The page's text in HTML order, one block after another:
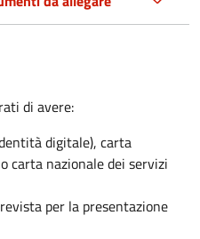
di avere:
digitale), carta
carta nazionale dei servizi
per la presentazione